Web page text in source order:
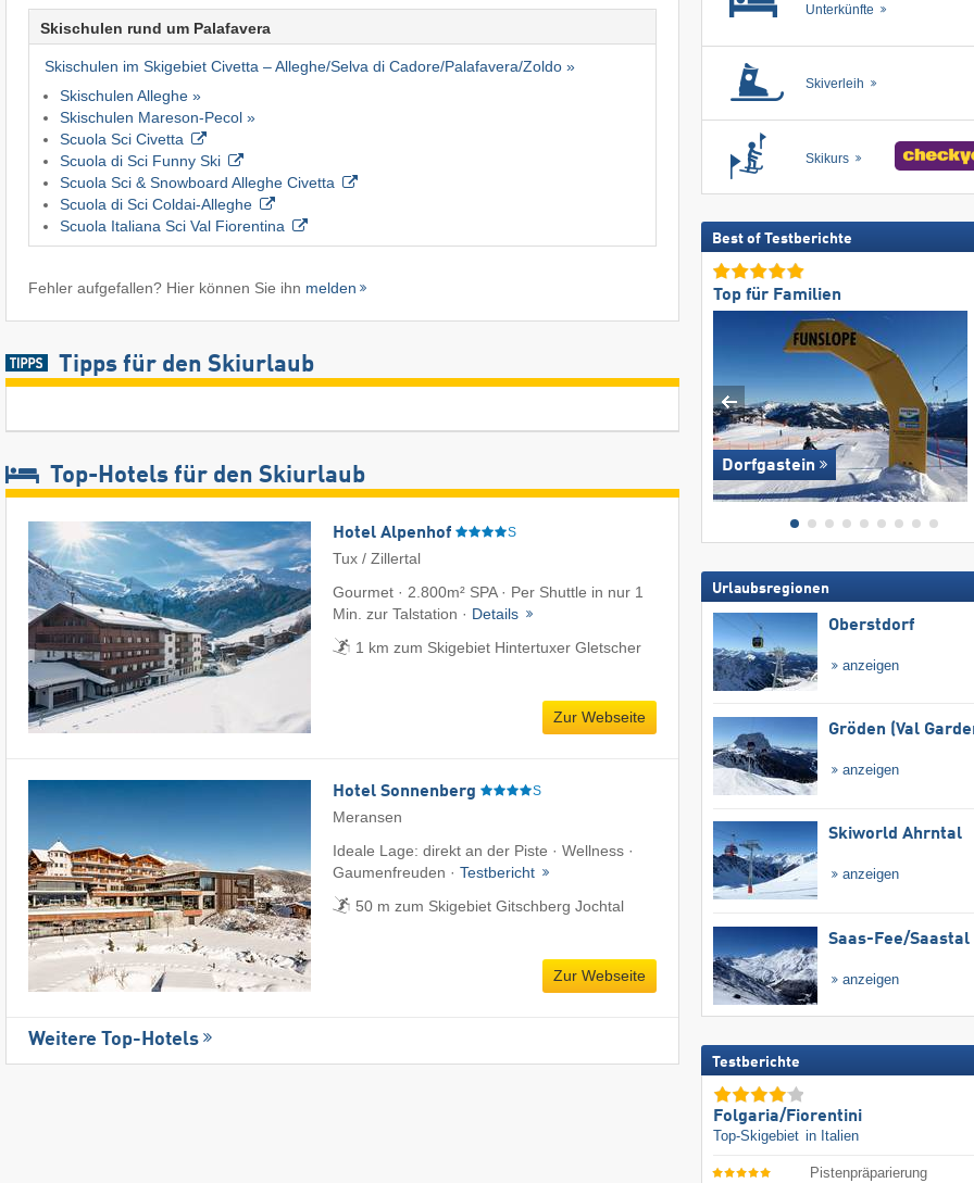
Skischulen rund um Palafavera
Skischulen im Skigebiet Civetta – Alleghe/​Selva di Cadore/​Palafavera/​Zoldo »
Skischulen Alleghe »
Skischulen Mareson-Pecol »
Scuola Sci Civetta
Scuola di Sci Funny Ski
Scuola Sci & Snowboard Alleghe Civetta
Scuola di Sci Coldai-Alleghe
Scuola Italiana Sci Val Fiorentina
Fehler aufgefallen? Hier können Sie ihn melden
Tipps für den Skiurlaub
Top-Hotels für den Skiurlaub
Hotel Alpenhof S
Tux / Zillertal
Gourmet · 2.800m² SPA · Per Shuttle in nur 1
Min. zur Talstation · Details
1 km zum Skigebiet Hintertuxer Gletscher
Zur Webseite
Hotel Sonnenberg S
Meransen
Ideale Lage: direkt an der Piste · Wellness ·
Gaumenfreuden · Testbericht
50 m zum Skigebiet Gitschberg Jochtal
Zur Webseite
Weitere Top-Hotels
Unterkünfte
Skiverleih
Skikurs
Best of Testberichte
Top für Familien
Dorfgastein
Urlaubsregionen
Oberstdorf
anzeigen
Gröden (Val
anzeigen
Skiworld Ahrntal
anzeigen
Saas-Fee/​Saastal
anzeigen
Testberichte
Folgaria/​Fiorentini
Top-Skigebiet in Italien
Pistenpräparierung